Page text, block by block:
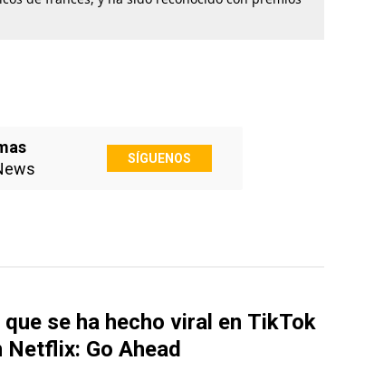
SÍGUENOS
que se ha hecho viral en TikTok
Go Ahead